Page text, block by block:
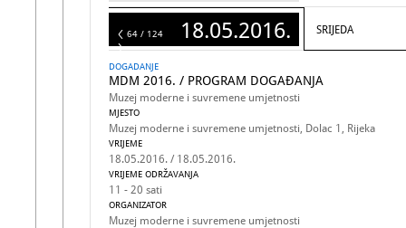
124 18.05.2016. SRIJEDA
64 / 124
DOGADANJE
MDM 2016. / PROGRAM DOGAĐANJA
Muzej moderne i suvremene umjetnosti
MJESTO
Muzej moderne i suvremene umjetnosti, Dolac 1, Rijeka
VRIJEME
18.05.2016. / 18.05.2016.
VRIJEME ODRŽAVANJA
11 - 20 sati
ORGANIZATOR
Muzej moderne i suvremene umjetnosti